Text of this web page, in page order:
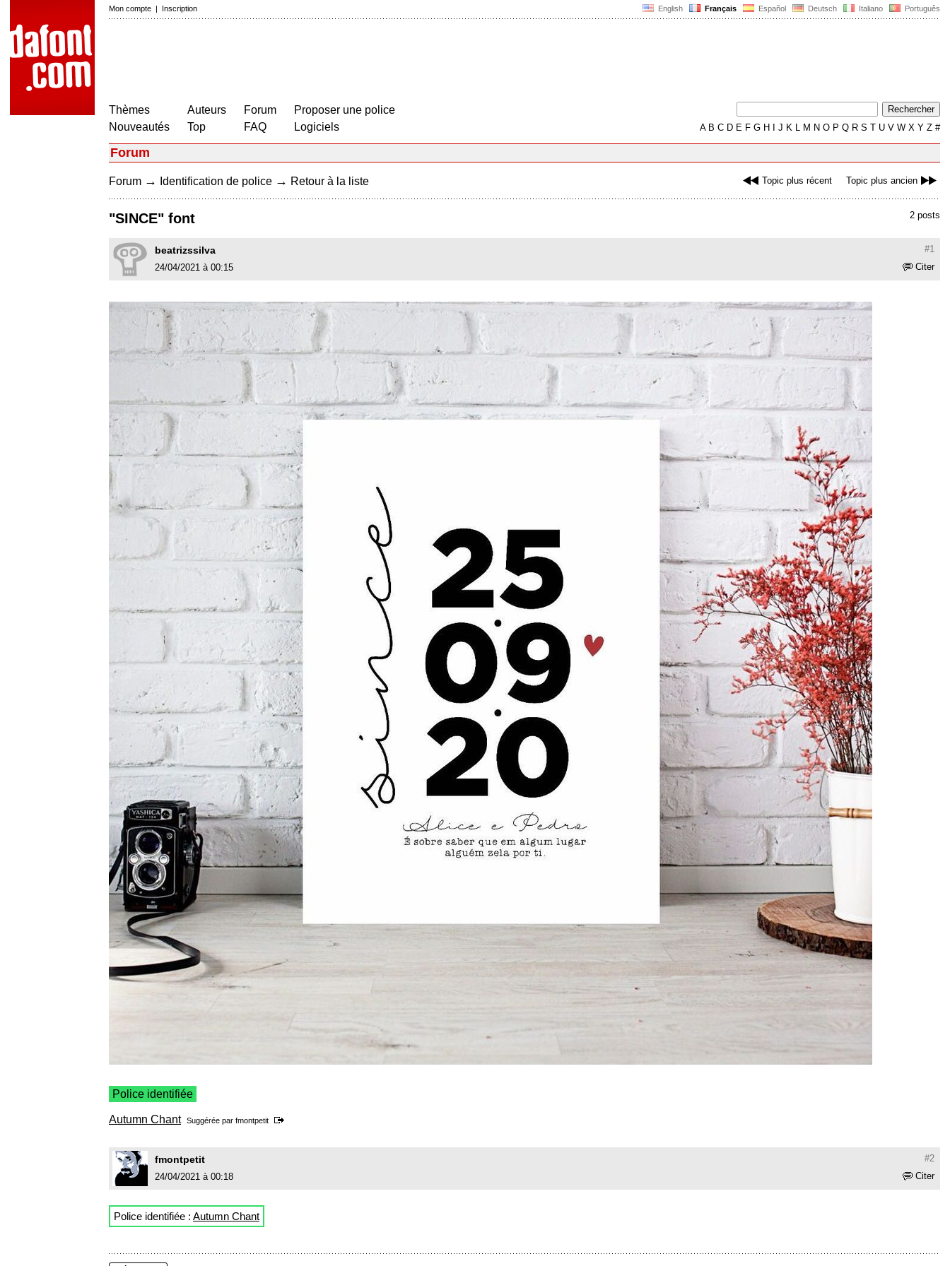
English Français Español Deutsch Italiano Português
Mon compte | Inscription
Thèmes
Nouveautés
Auteurs
Top
Forum
FAQ
Proposer une police
Logiciels
AB C D E F G H J K L M N O P Q R S T U V W X Y Z #
Forum
Topic plus récent Topic plus ancien
Forum → Identification de police → Retour à la liste
2 posts
"SINCE" font
#1
beatrizssilva
Citer
24/04/2021 à 00:15
Police identifiée
Autumn Chant Suggérée par fmontpetit
#2
fmontpetit
Citer
24/04/2021 à 00:18
Police identifiée : Autumn Chant